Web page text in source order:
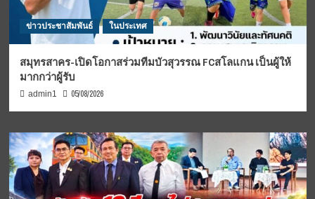
ข่าวประชาสัมพันธ์ ในประเทศ
สมุทรสาคร-เปิดโอกาสร่วมทีมบัวสุวรรณ FCสโลแกน เป็นผู้ให้
มากกว่าผู้รับ
admin1 05/08/2026